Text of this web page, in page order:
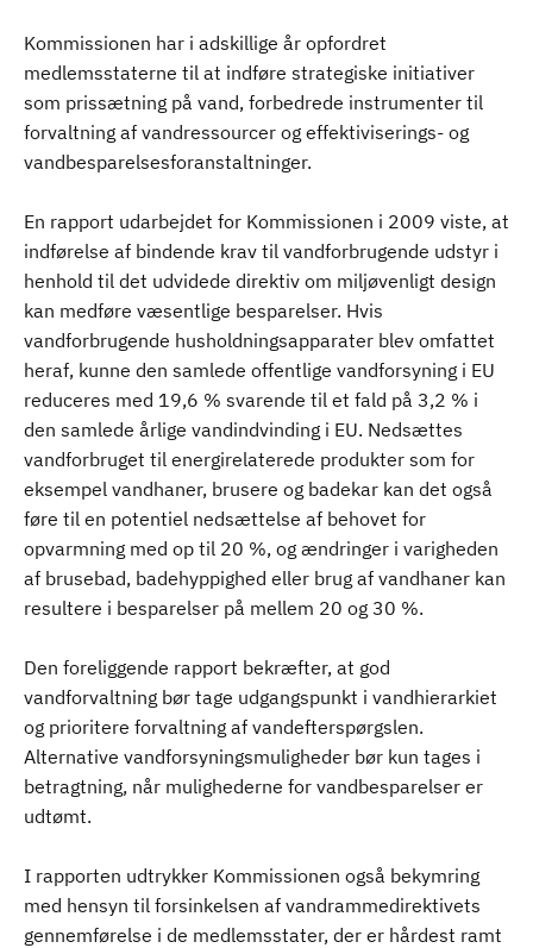
Kommissionen har i adskillige år opfordret
medlemsstaterne til at indføre strategiske initiativer
som prissætning på vand, forbedrede instrumenter til
forvaltning af vandressourcer og effektiviserings- og
vandbesparelsesforanstaltninger.
En rapport udarbejdet for Kommissionen i 2009 viste, at
indførelse af bindende krav til vandforbrugende udstyr i
henhold til det udvidede direktiv om miljøvenligt design
kan medføre væsentlige besparelser. Hvis
vandforbrugende husholdningsapparater blev omfattet
heraf, kunne den samlede offentlige vandforsyning i EU
reduceres med 19,6 % svarende til et fald på 3,2 % i
den samlede årlige vandindvinding i EU. Nedsættes
vandforbruget til energirelaterede produkter som for
eksempel vandhaner, brusere og badekar kan det også
føre til en potentiel nedsættelse af behovet for
opvarmning med op til 20 %, og ændringer i varigheden
af brusebad, badehyppighed eller brug af vandhaner kan
resultere i besparelser på mellem 20 og 30 %.
Den foreliggende rapport bekræfter, at god
vandforvaltning bør tage udgangspunkt i vandhierarkiet
og prioritere forvaltning af vandefterspørgslen.
Alternative vandforsyningsmuligheder bør kun tages i
betragtning, når mulighederne for vandbesparelser er
udtømt.
I rapporten udtrykker Kommissionen også bekymring
med hensyn til forsinkelsen af vandrammedirektivets
gennemførelse i de medlemsstater, der er hårdest ramt